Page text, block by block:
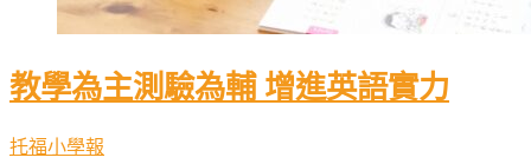
教學為主測驗為輔 增進英語實力
托福小學報